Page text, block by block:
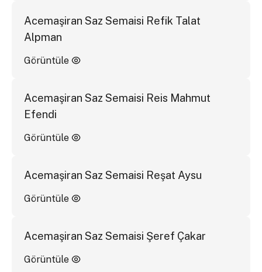
Acemaşiran Saz Semaisi Refik Talat
Alpman
Görüntüle
Acemaşiran Saz Semaisi Reis Mahmut
Efendi
Görüntüle
Acemaşiran Saz Semaisi Reşat Aysu
Görüntüle
Acemaşiran Saz Semaisi Şeref Çakar
Görüntüle